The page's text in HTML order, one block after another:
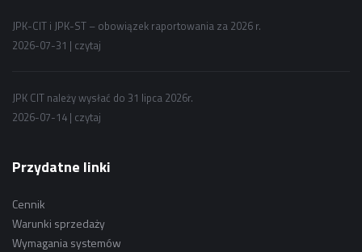
JPK-CIT i JPK-ST – obowiązek raportowania za 2026 r.
2026-07-31 | czytaj
JPK CIT należy wysłać do 31 lipca 2026r.
2026-07-14 | czytaj
Przydatne linki
Cennik
Warunki sprzedaży
Wymagania systemów